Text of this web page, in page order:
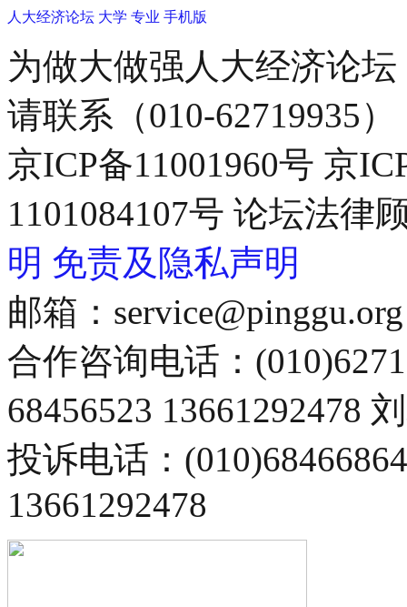
人大经济论坛 大学 专业 手机版
为做大做强人大经济论
请联系（010-62719935）
京ICP备11001960号 京
1101084107号 论坛法律
明 免责及隐私声明
邮箱：service@pinggu.org
合作咨询电话：
68456523 13661292478
投诉电话：
13661292478